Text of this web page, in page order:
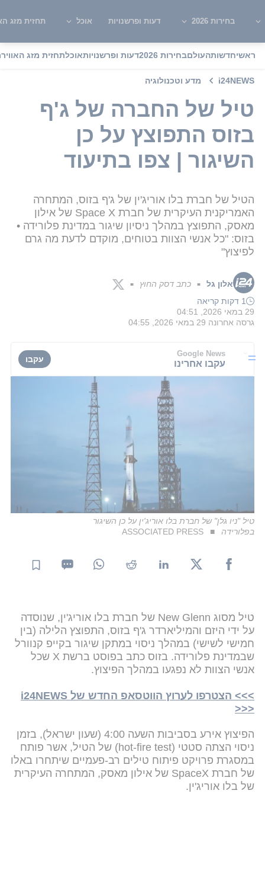
בחירות 2026 דעות ופרשנויות אוכל תחזית מזג
ראשיחדשותהעולםבחירות 2026 דעות ופרשנויותאוכלתחזית מזג האוויר
i24NEWS מדע וטכנולוגיה
טיל של החברה של ג'ף
בזוס התפוצץ על כן
השיגור | צפו בתיעוד
הטיל של חברת בלו אוריג'ין של ג'ף בזוס, המתחרה
האמריקנית העיקרית של חברת Space X של אילון
מאסק, התפוצץ במהלך ניסיון שיגור במדינת פלורידה •
בזוס: "כל אנשי הצוות בטוחים, מוקדם לדעת מה גרם
לפיצוץ"
אלון גל ■ כתב דסק החוץ ■
1 דקות קריאה
29 במאי 2026, 04:51
גרסה אחרונה 29 במאי 2026, 04:55
Google News
עקבו אחרינו עקבו
טיל "ניו גלן" של חברת בלו אוריג'ין על כן השיגור
בפלורידה
ASSOCIATED PRESS
טיל מסוג New Glenn של חברת בלו אוריג'ין, שנוסדה
על ידי היזם והמיליארדר ג'ף בזוס, התפוצץ הלילה (בין
חמישי לשישי) במהלך ניסוי במתקן שיגור בקייפ קנוורל
שבמדינת פלורידה. בזוס כתב בפוסט ברשת X שכל
אנשי הצוות לא נפגעו במהלך הפיצוץ.
>>> הצטרפו לערוץ הווטסאפ החדש של i24NEWS
<<<
הפיצוץ אירע בסביבות השעה 4:00 (שעון ישראל), בזמן
ניסוי הצתה סטטי (hot-fire test) של הטיל, אשר פותח
במסגרת פרויקט פיתוח טילים רב-פעמיים שיתחרו באלו
של חברת SpaceX של אילון מאסק, המתחרה העיקרית
של בלו אוריג'ין.